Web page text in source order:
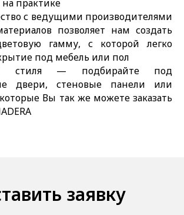
практике
с ведущими производителями
позволяет нам создать
гамму, с которой легко
под мебель или пол
стиля — подбирайте под
двери, стеновые панели или
Вы так же можете заказать
заявку